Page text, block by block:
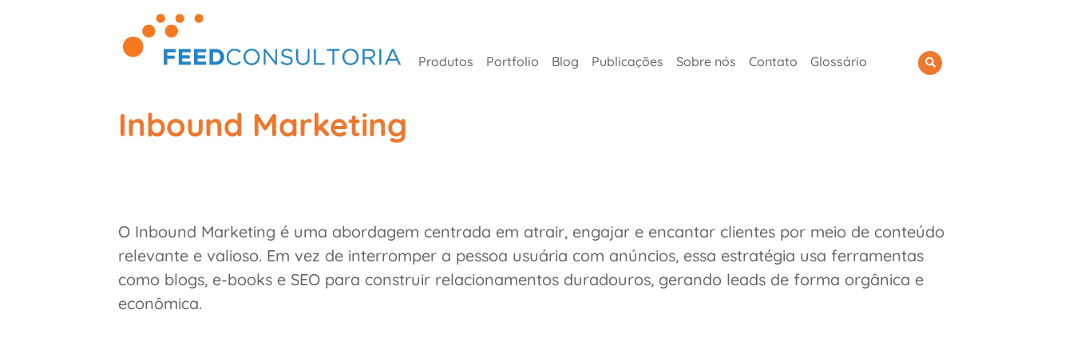
Produtos Portfolio Blog Publicações Sobre nós Contato Glossário
Inbound Marketing
O Inbound Marketing é uma abordagem centrada em atrair, engajar e encantar clientes por meio de conteúdo
relevante e valioso. Em vez de interromper a pessoa usuária com anúncios, essa estratégia usa ferramentas
como blogs, e-books e SEO para construir relacionamentos duradouros, gerando leads de forma orgânica e
econômica.